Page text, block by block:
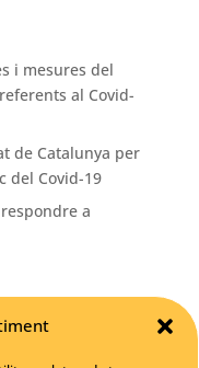
i mesures del
al Covid-
de Catalunya per
del Covid-19
a
gran oportunitat!